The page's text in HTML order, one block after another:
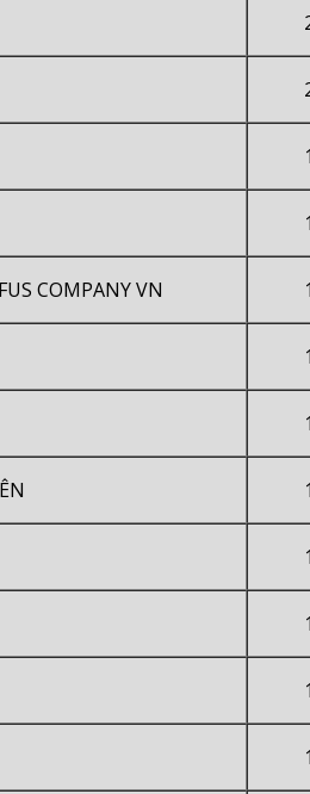
COMPANY VN